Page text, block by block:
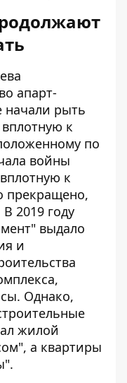
апарт-
начали рыть
к
по
войны
к
прекращено,
2019 году
выдало
и
Однако,
жилой
а квартиры